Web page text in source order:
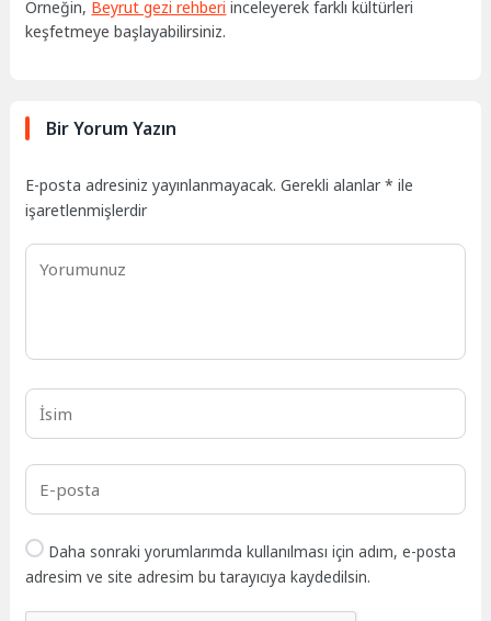
Örneğin, Beyrut gezi rehberi inceleyerek farklı kültürleri
keşfetmeye başlayabilirsiniz.
Bir Yorum Yazın
E-posta adresiniz yayınlanmayacak. Gerekli alanlar* ile
işaretlenmişlerdir
Daha sonraki yorumlarımda kullanılması için adım, e-posta
adresim ve site adresim bu tarayıcıya kaydedilsin.